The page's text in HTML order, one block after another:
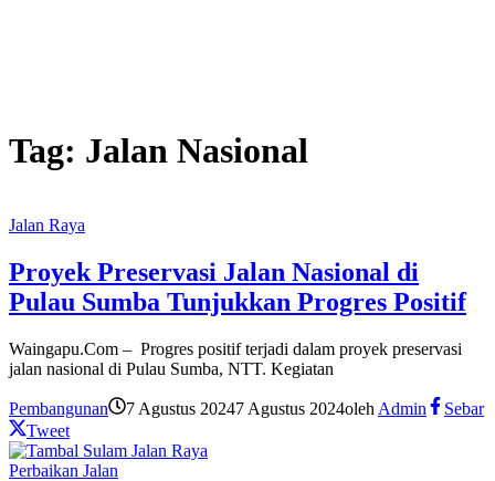
Tag: Jalan Nasional
Jalan Raya
Proyek Preservasi Jalan Nasional di
Pulau Sumba Tunjukkan Progres Positif
Waingapu.Com – Progres positif terjadi dalam proyek preservasi
jalan nasional di Pulau Sumba, NTT. Kegiatan
Pembangunan 7 Agustus 20247 Agustus 2024oleh Admin
Sebar
Tweet
Perbaikan Jalan